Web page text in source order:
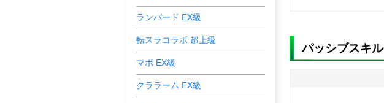
パッシブスキル
ランバード EX級
転スラコラボ 超上級
マボ EX級
クララーム EX級